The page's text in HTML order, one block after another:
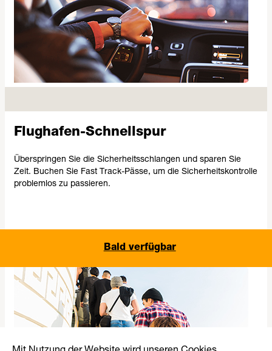
Flughafen-Schnellspur
Überspringen Sie die Sicherheitsschlangen und sparen Sie
Zeit. Buchen Sie Fast Track-Pässe, um die Sicherheitskontrolle
problemlos zu passieren.
Bald verfügbar